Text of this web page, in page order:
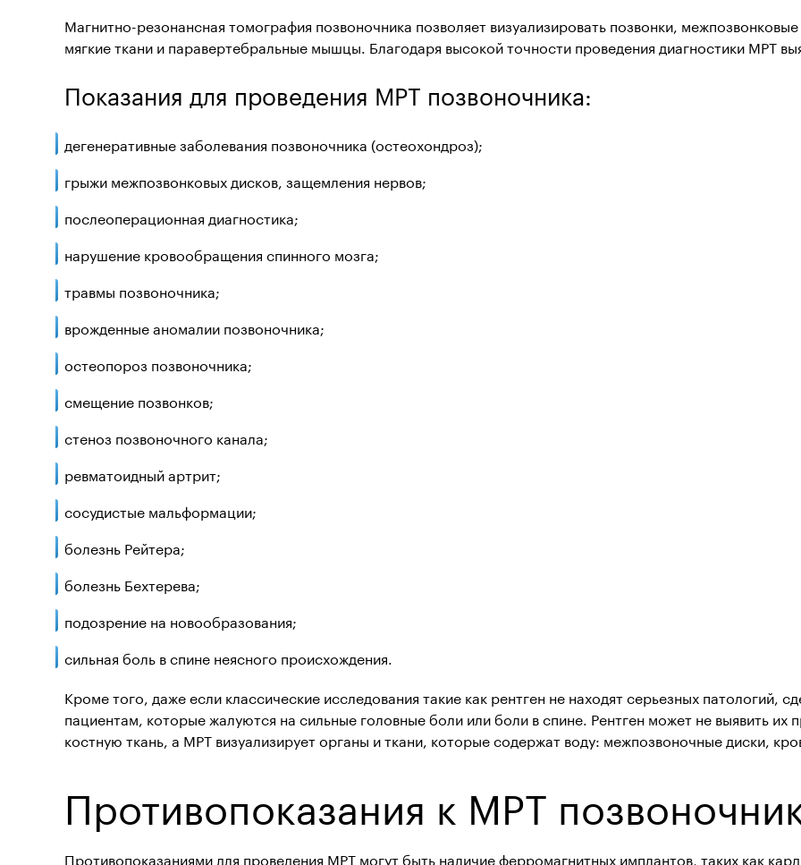
Магнитно-резонансная томография позвоночника позволяет визуализировать позвонки,
мягкие ткани и паравертебральные мышцы. Благодаря высокой точности проведения диагностики МРТ
Показания для проведения МРТ позвоночника:
дегенеративные заболевания позвоночника (остеохондроз);
грыжи межпозвонковых дисков, защемления нервов;
послеоперационная диагностика;
нарушение кровообращения спинного мозга;
травмы позвоночника;
врожденные аномалии позвоночника;
остеопороз позвоночника;
смещение позвонков;
стеноз позвоночного канала;
ревматоидный артрит;
сосудистые мальформации;
болезнь Рейтера;
болезнь Бехтерева;
подозрение на новообразования;
сильная боль в спине неясного происхождения.
Кроме того, даже если классические исследования такие как рентген не находят серьезных патологий,
пациентам, которые жалуются на сильные головные боли или боли в спине. Рентген может не выявить их
костную ткань, а МРТ визуализирует органы и ткани, которые содержат воду: межпозвоночные диски,
Противопоказания к МРТ
Противопоказаниями для проведения МРТ могут быть наличие ферромагнитных имплантов, таких как